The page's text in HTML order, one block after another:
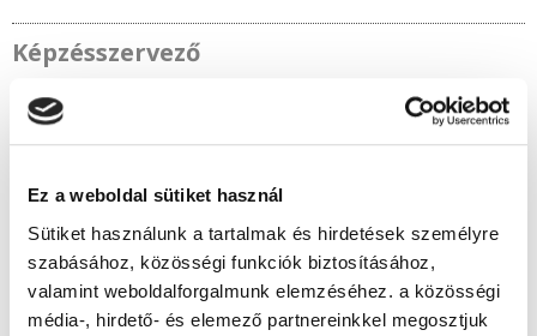
Ez a weboldal sütiket használ
Sütiket használunk a tartalmak és hirdetések személyre
szabásához, közösségi funkciók biztosításához,
valamint weboldalforgalmunk elemzéséhez. a közösségi
média-, hirdető- és elemező partnereinkkel megosztjuk
Képzésszervező
kerekes.eva@tanfolyam.hu